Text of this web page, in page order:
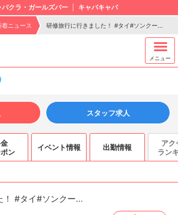
クラ・ガールズバー キャバキャバ
着ニュース 研修旅行に行きました！ #タイ#ソンクー...
メニュー
スタッフ求人
ン
イベント情報 出勤情報
アク
ラン
！ #タイ#ソンクー...